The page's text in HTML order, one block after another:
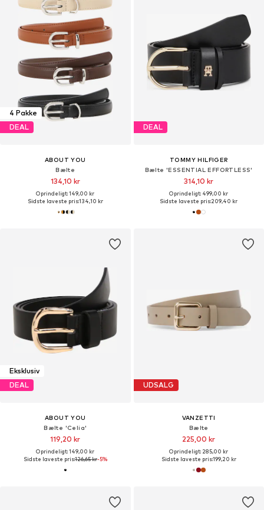
4 Pakke
DEAL
ABOUT YOU
Bælte
134,10 kr
Oprindeligt: 149,00 kr
Sidste laveste pris:134,10 kr
DEAL
TOMMY HILFIGER
Bælte 'ESSENTIAL EFFORTLESS'
314,10 kr
Oprindeligt: 499,00 kr
Sidste laveste pris:209,40 kr
Eksklusiv
DEAL
ABOUT YOU
Bælte 'Celia'
119,20 kr
Oprindeligt: 149,00 kr
Sidste laveste pris:126,65 kr-5%
UDSALG
VANZETTI
Bælte
225,00 kr
Oprindeligt: 285,00 kr
Sidste laveste pris:199,20 kr